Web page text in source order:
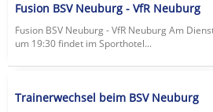
Fusion BSV Neuburg - VfR Neuburg
Fusion BSV Neuburg - VfR Neuburg Am
um 19:30 findet im Sporthotel...
Trainerwechsel beim BSV Neuburg